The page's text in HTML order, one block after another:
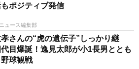
ポジティブ発信
ュース編集部
さんの“虎の遺伝子”しっかり継
目爆誕！逸見太郎が小1長男ととも
球観戦